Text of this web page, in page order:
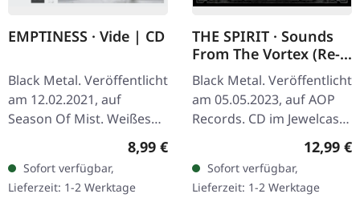
EMPTINESS · Vide | CD
Black Metal. Veröffentlicht
am 12.02.2021, auf
Season Of Mist. Weißes
Jewelcase mit Schuber. Die
belgischen Black Metal-
Meister Emptiness liefern
mit…
Regulärer Preis:
8,99 €
Sofort verfügbar,
Lieferzeit: 1-2 Werktage
THE SPIRIT · Sounds
From The Vortex (Re-
Release) | CD
Black Metal. Veröffentlicht
am 05.05.2023, auf AOP
Records. CD im Jewelcase
mit 8-seitigem Booklet.
Vortex" von The Spirit ist
ein…
12,99 €
Sofort verfügbar,
Lieferzeit: 1-2 Werktage